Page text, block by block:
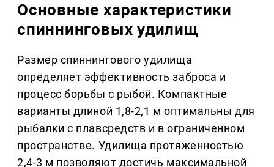
Основные характеристики
спиннинговых удилищ
Размер спиннингового удилища
определяет эффективность заброса и
процесс борьбы с рыбой. Компактные
варианты длиной 1,8-2,1 м оптимальны для
рыбалки с плавсредств и в ограниченном
пространстве. Удилища протяженностью
2,4-3 м позволяют достичь максимальной